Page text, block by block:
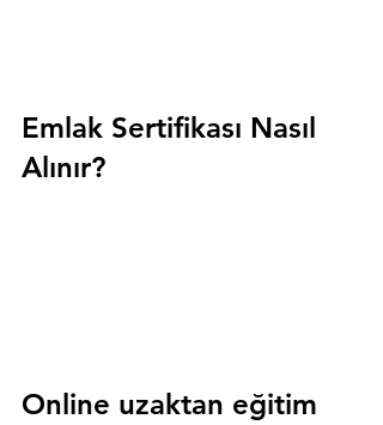
Emlak Sertifikası Nasıl
Alınır?
Online uzaktan eğitim